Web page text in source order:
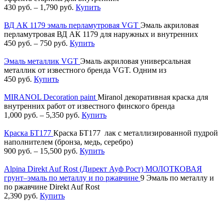
430 руб. – 1,790 руб. Купить
ВД АК 1179 эмаль перламутровая VGT Эмаль акриловая
перламутровая ВД АК 1179 для наружных и внутренних
450 руб. – 750 руб. Купить
Эмаль металлик VGT Эмаль акриловая универсальная
металлик от известного бренда VGT. Одним из
450 руб. Купить
MIRANOL Decoration paint Miranol декоративная краска для
внутренних работ от известного финского бренда
1,000 руб. – 5,350 руб. Купить
Краска БТ177 Краска БТ177 лак с металлизированной пудрой
наполнителем (бронза, медь, серебро)
900 руб. – 15,500 руб. Купить
Alpina Direkt Auf Rost (Директ Ауф Рост) МОЛОТКОВАЯ
грунт–эмаль по металлу и по ржавчине 9 Эмаль по металлу и
по ржавчине Direkt Auf Rost
2,390 руб. Купить